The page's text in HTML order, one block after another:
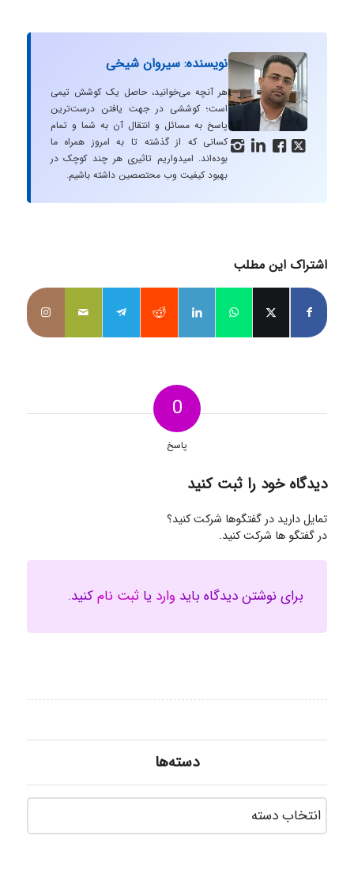
   
نویسنده: سیروان شیخی
هر آنچه می‌خوانید، حاصل یک کوشش تیمی
است؛ کوششی در جهت یافتن درست‌ترین
پاسخ به مسائل و انتقال آن به شما و تمام
کسانی که از گذشته تا به امروز همراه ما
بوده‌اند. امیدواریم تاثیری هر چند کوچک در
بهبود کیفیت وب محتصصین داشته باشیم.
اشتراک این مطلب
0
پاسخ
دیدگاه خود را ثبت کنید
تمایل دارید در گفتگوها شرکت کنید؟
در گفتگو ها شرکت کنید.
برای نوشتن دیدگاه باید وارد یا ثبت نامکنید.
دسته‌ها